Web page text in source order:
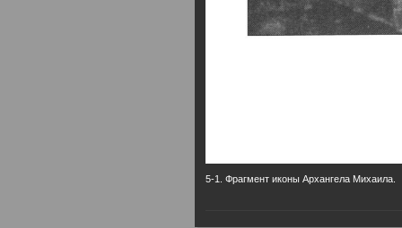
5-1. Фрагмент иконы Архангела Михаила.